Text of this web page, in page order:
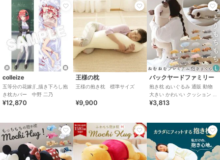
colleize
五等分の花嫁∬_描き下ろし抱
き枕カバー 中野 二乃
¥12,870
王様の枕
王様の抱き枕 標準サイズ
¥9,900
バックヤードファミリー
抱き枕 ぬいぐるみ 通販 動物
大きい かわいい クッション 子
供 マクラ キッズ 寝具 子供
¥3,813